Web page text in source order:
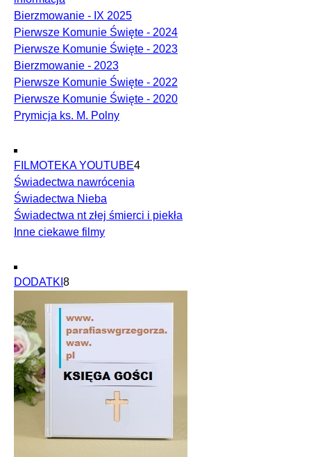
Bierzmowanie - IX 2025
Pierwsze Komunie Święte - 2024
Pierwsze Komunie Święte - 2023
Bierzmowanie - 2023
Pierwsze Komunie Święte - 2022
Pierwsze Komunie Święte - 2020
Prymicja ks. M. Polny
FILMOTEKA YOUTUBE4
Świadectwa nawrócenia
Świadectwa Nieba
Świadectwa nt złej śmierci i piekła
Inne ciekawe filmy
DODATKI 8